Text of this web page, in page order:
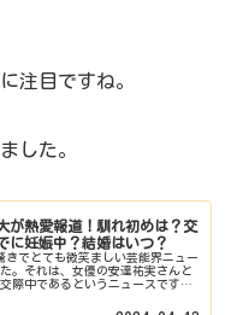
注目ですね。
した。
が熱愛報道！馴れ初めは？交
に妊娠中？結婚はいつ？
きでとても微笑ましい芸能界ニュー
。それは、女優の安達祐実さんと
際中であるというニュースです。